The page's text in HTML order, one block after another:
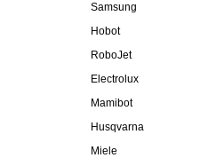
Samsung
Hobot
RoboJet
Electrolux
Mamibot
Husqvarna
Miele